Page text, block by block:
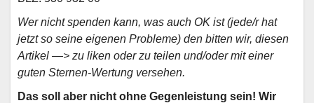
Wer nicht spenden kann, was auch OK ist (jede/r hat
jetzt so seine eigenen Probleme) den bitten wir, diesen
Artikel —> zu liken oder zu teilen und/oder mit einer
guten Sternen-Wertung versehen.
Das soll aber nicht ohne Gegenleistung sein! Wir